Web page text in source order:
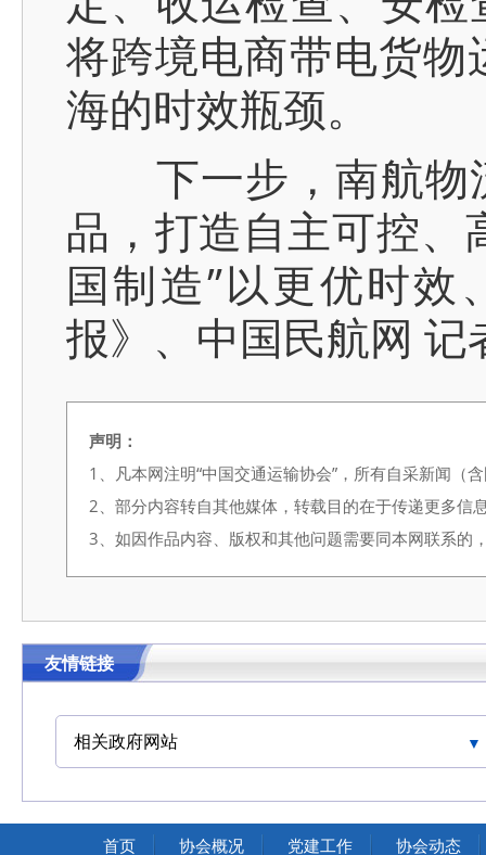
将跨境电商带电货
海的时效瓶颈。
下一步，南航物
品，打造自主可控、
国制造”以更优时
报》、中国民航网 记
声明：
1、凡本网注明“中国交通运输协会”，所有自采新闻（
2、部分内容转自其他媒体，转载目的在于传递更多信
3、如因作品内容、版权和其他问题需要同本网联系
友情链接
相关政府网站
中国交通运输协会官网
首页 协会概况 党建工作 协会动态